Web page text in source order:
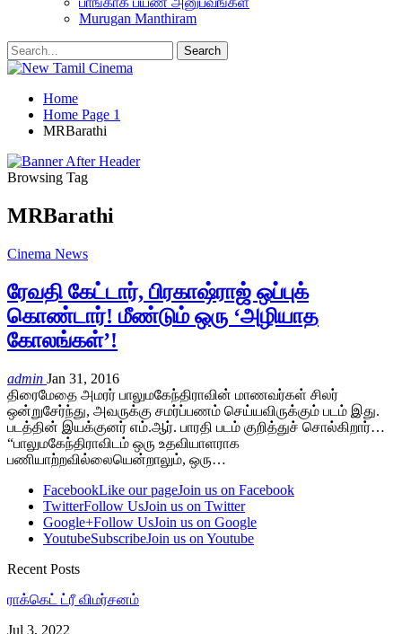
Murugan Manthiram
Home
Home Page 1
MRBarathi
Browsing Tag
MRBarathi
Cinema News
ரேவதி கேட்டார், பிரகாஷ்ராஜ் ஒப்புக்
கொண்டார்! மீண்டும் ஒரு ‘அழியாத
கோலங்கள்’!
admin Jan 31, 2016
திரைமேதை அமரர் பாலுமகேந்திராவின் மாணவர்கள் சிலர்
ஒன்றுசேர்ந்து, அவருக்கு சமர்ப்பணம் செய்யவிருக்கும் படம் இது.
படத்தின் இயக்குனர் எம்.ஆர். பாரதி படம் குறித்துச் சொல்கிறார்…
“பாலுமகேந்திராவிடம் ஒரு உதவியாளராக
பணியாற்றவில்லையென்றாலும், ஒரு…
FacebookLike our pageJoin us on Facebook
TwitterFollow UsJoin us on Twitter
Google+Follow UsJoin us on Google
YoutubeSubscribeJoin us on Youtube
Recent Posts
ராக்கெட் ட்ரீ விமர்சனம்
Jul 3, 2022